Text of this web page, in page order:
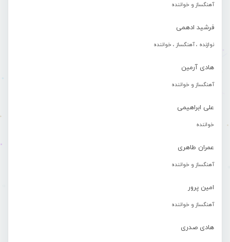
آهنگساز و خواننده
فرشید ادهمی
نوازنده ، آهنگساز ، خواننده
هادی آرمین
آهنگساز و خواننده
علی ابراهیمی
خواننده
عمران طاهری
آهنگساز و خواننده
امین پرور
آهنگساز و خواننده
هادی صدری